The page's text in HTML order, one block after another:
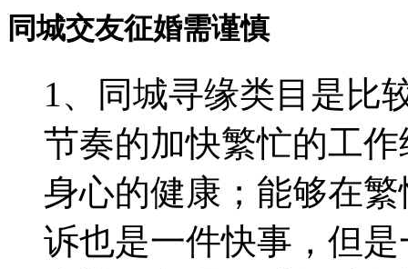
同城交友征婚需谨慎
1、同城寻缘类目是比
节奏的加快繁忙的工
身心的健康；能够在
诉也是一件快事，但